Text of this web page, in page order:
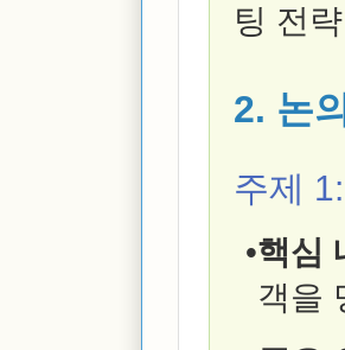
팅 전
2. 논
주제
핵심
객을